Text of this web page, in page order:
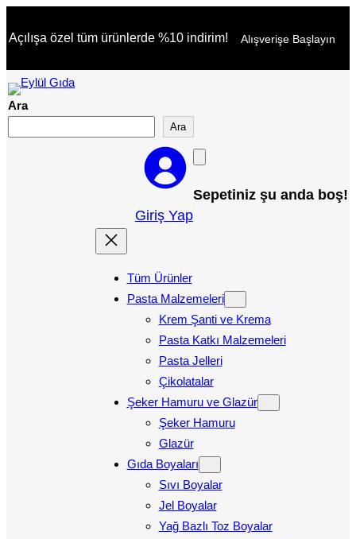
geç
Açılışa özel tüm ürünlerde %10 indirim! Alışverişe Başlayın
Ara
Ara
Giriş Yap
Sepetiniz şu anda boş!
Tüm Ürünler
Pasta Malzemeleri
Krem Şanti ve Krema
Pasta Katkı Malzemeleri
Pasta Jelleri
Çikolatalar
Şeker Hamuru ve Glazür
Şeker Hamuru
Glazür
Gıda Boyaları
Sıvı Boyalar
Jel Boyalar
Yağ Bazlı Toz Boyalar